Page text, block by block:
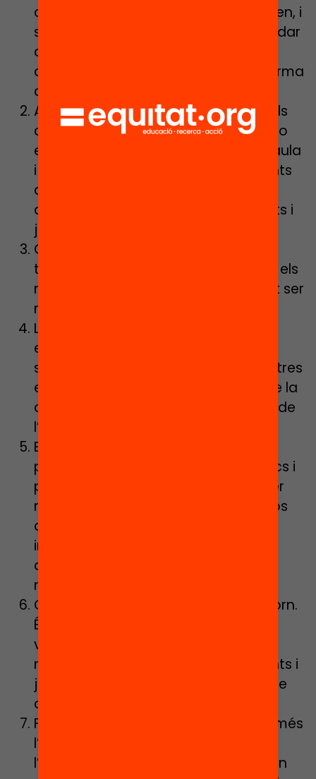
centres i docents encara arrosseguen, i
supera-la de forma conjunta. Convidar
a les famílies a formar-se en
competències digitals i fer-ho de forma
comunitària.
Ampliar les aliances amb l’entorn dels
centres educatius. L’aprenentatge no
es pot dur a terme només dins de l’aula
i cal teixir complicitats amb els agents
del barri, poble i ciutat que puguin
ampliar els coneixements dels infants i
joves.
Cal consolidar els processos de
transformació educativa aprofitant els
nous paradigmes. L’incertesa no pot ser
motor de retrocés.
La comunitat i el suport mutu han
esdevingut cabdals en aquesta crisi
sociosanitària. Cal que des dels centres
es fomenti el sentit de pertinença de la
comunitat, tant de l’educativa com de
l’entorn.
Educar l’esperit crític per evitar la
proliferació de discursos demagògics i
populistes que aprofiten les crisis per
manipular la ciutadania. En contextos
com el que hem viscut és més
important que mai tenir eines per
discernir i prendre decisions per un
mateix.
Cal fer diagnosis constants de l’entorn.
És important saber què passa al
voltant de l’escola per poder donar
resposta a les necessitats dels infants i
joves sempre, no només en estats de
crisi com el que hem viscut.
Fomentar l’escolta empàtica, no només
l’activa. Escoltar per fomentar que
l’altre creï el seu propi relat és clau en